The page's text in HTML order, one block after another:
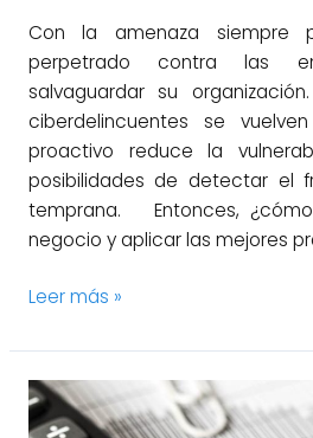
Con la amenaza siempre
perpetrado contra las
salvaguardar su
ciberdelincuentes se
proactivo reduce la
posibilidades de detectar el
temprana. Entonces,
negocio y aplicar las mejores
Leer más »
¿Por
qué